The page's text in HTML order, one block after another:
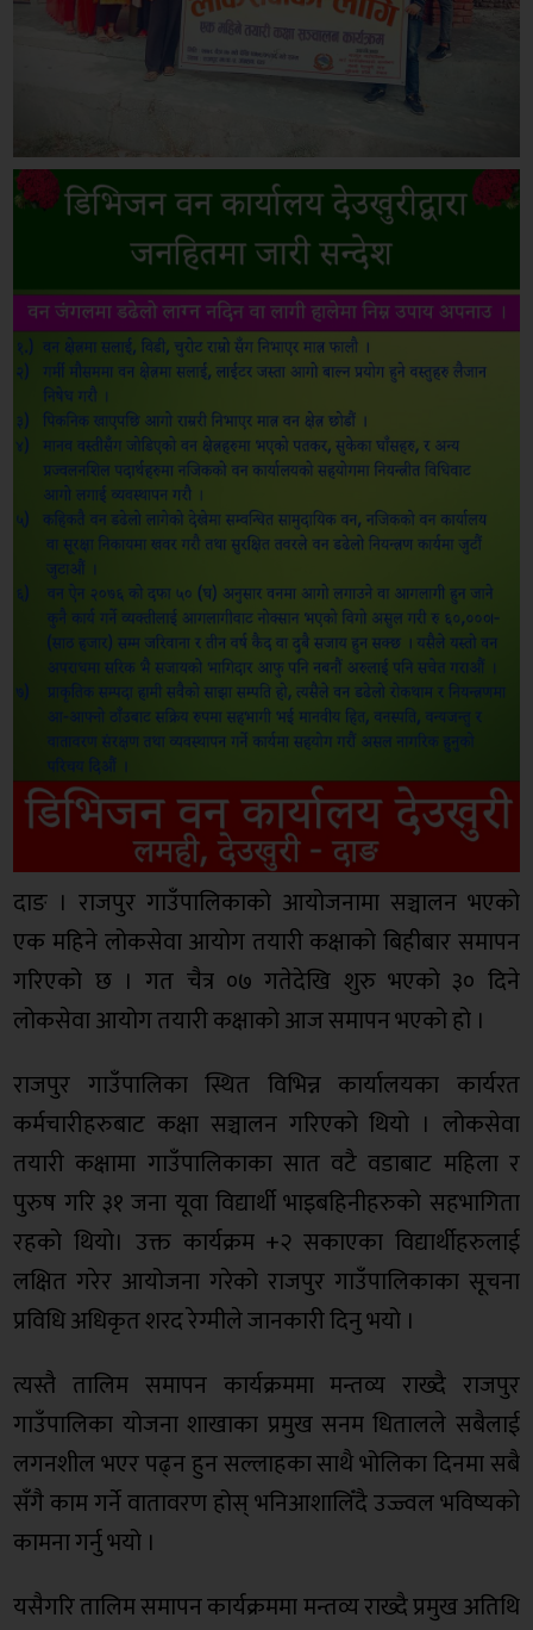
दाङ । राजपुर गाउँपालिकाको आयोजनामा सञ्चालन भएको
एक महिने लोकसेवा आयोग तयारी कक्षाको बिहीबार समापन
गरिएको छ । गत चैत्र ०७ गतेदेखि शुरु भएको ३० दिने
लोकसेवा आयोग तयारी कक्षाको आज समापन भएको हो ।
राजपुर गाउँपालिका स्थित विभिन्न कार्यालयका कार्यरत
कर्मचारीहरुबाट कक्षा सञ्चालन गरिएको थियो । लोकसेवा
तयारी कक्षामा गाउँपालिकाका सात वटै वडाबाट महिला र
पुरुष गरि ३१ जना यूवा विद्यार्थी भाइबहिनीहरुको सहभागिता
रहको थियो। उक्त कार्यक्रम +२ सकाएका विद्यार्थीहरुलाई
लक्षित गरेर आयोजना गरेको राजपुर गाउँपालिकाका सूचना
प्रविधि अधिकृत शरद रेग्मीले जानकारी दिनु भयो ।
त्यस्तै तालिम समापन कार्यक्रममा मन्तव्य राख्दै राजपुर
गाउँपालिका योजना शाखाका प्रमुख सनम धितालले सबैलाई
लगनशील भएर पढ्न हुन सल्लाहका साथै भोलिका दिनमा सबै
सँगै काम गर्ने वातावरण होस् भनिआशालिँदै उज्ज्वल भविष्यको
कामना गर्नु भयो ।
यसैगरि तालिम समापन कार्यक्रममा मन्तव्य राख्दै प्रमुख अतिथि